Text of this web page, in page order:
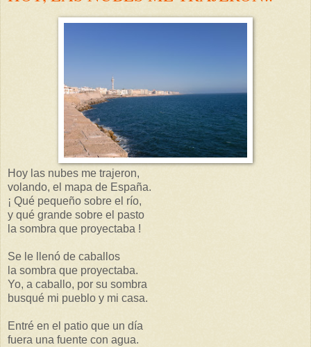
Hoy las nubes me trajeron,
volando, el mapa de España.
¡ Qué pequeño sobre el río,
y qué grande sobre el pasto
la sombra que proyectaba !
Se le llenó de caballos
la sombra que proyectaba.
Yo, a caballo, por su sombra
busqué mi pueblo y mi casa.
Entré en el patio que un día
fuera una fuente con agua.